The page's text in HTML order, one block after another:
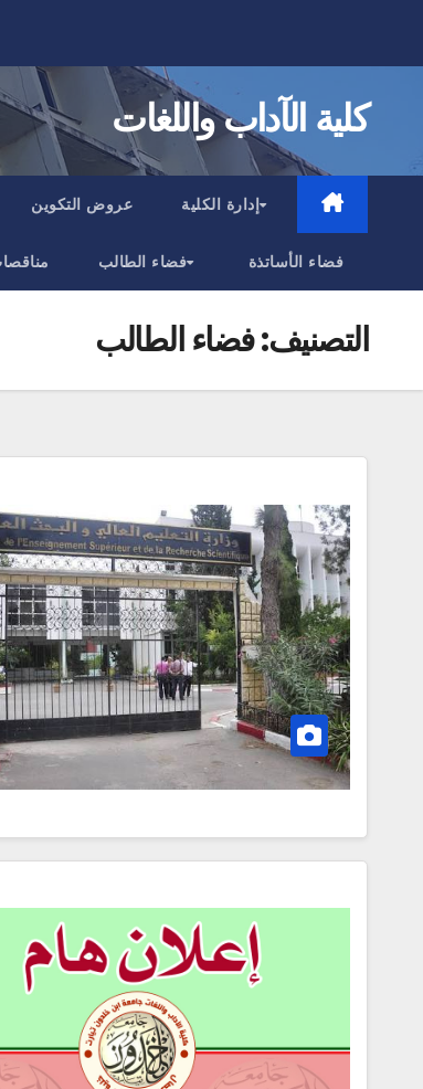
كلية الآداب واللغات
إدارة الكلية عروض التكوين
فضاء الأساتذة فضاء الطالب
التصنيف:فضاء الطالب